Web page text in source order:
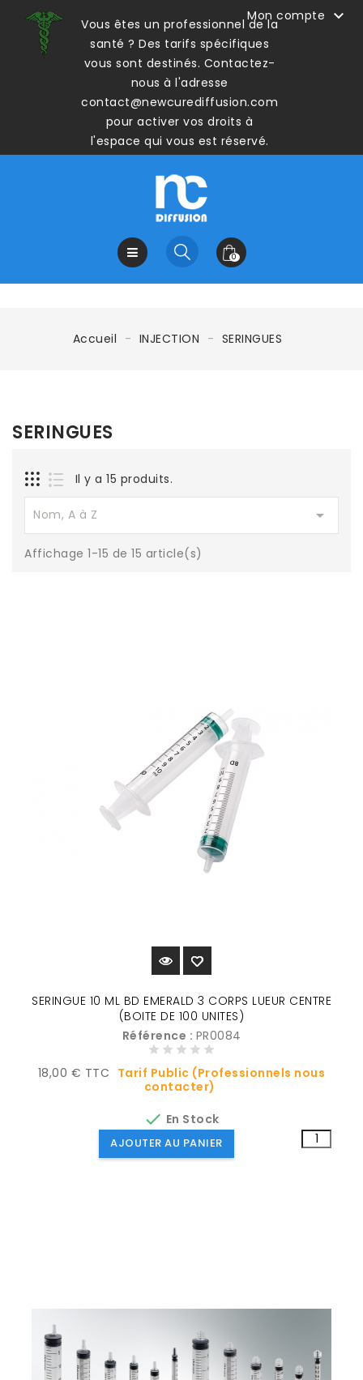
Vous êtes un professionnel de la
santé ? Des tarifs spécifiques
vous sont destinés. Contactez-
nous à l'adresse
contact@newcurediffusion.com
pour activer vos droits à
l'espace qui vous est réservé.
Mon compte 
0
Accueil INJECTION SERINGUES
SERINGUES
Il y a 15 produits.
Nom, A à Z 
Affichage 1-15 de 15 article(s)
SERINGUE 10 ML BD EMERALD 3 CORPS LUEUR CENTRE
(BOITE DE 100 UNITES)
Référence : PR0084
Prix
18,00 € TTC Tarif Public (Professionnels nous
contacter)
 En Stock
AJOUTER AU PANIER